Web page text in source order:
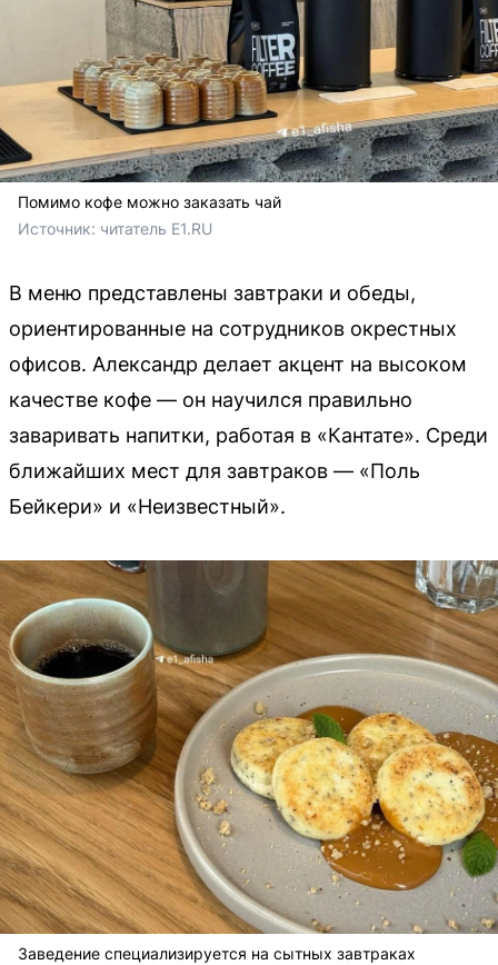
Помимо кофе можно заказать чай
Источник: читатель E1.RU
В меню представлены завтраки и обеды,
ориентированные на сотрудников окрестных
офисов. Александр делает акцент на высоком
качестве кофе — он научился правильно
заваривать напитки, работая в «Кантате». Среди
ближайших мест для завтраков — «Поль
Бейкери» и «Неизвестный».
Заведение специализируется на сытных завтраках